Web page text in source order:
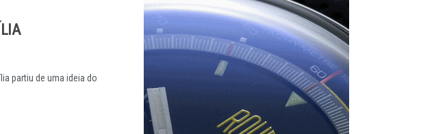
partiu de uma ideia do